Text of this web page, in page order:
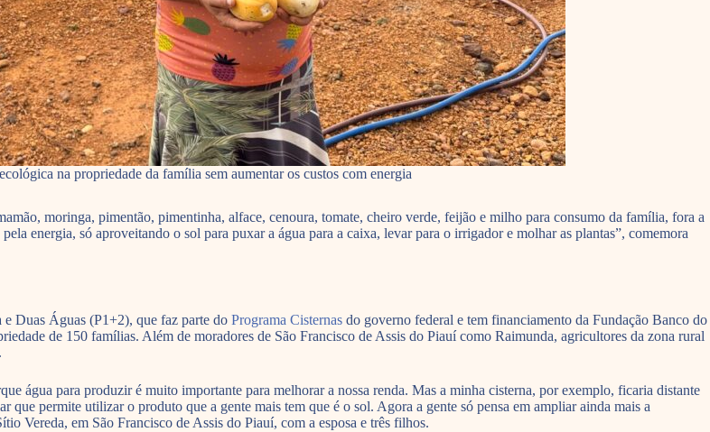
na propriedade da família sem aumentar os custos com energia
moringa, pimentão, pimentinha, alface, cenoura, tomate, cheiro verde, feijão e milho para consumo da família, fora a
energia, só aproveitando o sol para puxar a água para a caixa, levar para o irrigador e molhar as plantas”, comemora
Duas Águas (P1+2), que faz parte do Programa Cisternas do governo federal e tem financiamento da Fundação Banco do
de 150 famílias. Além de moradores de São Francisco de Assis do Piauí como Raimunda, agricultores da zona rural
água para produzir é muito importante para melhorar a nossa renda. Mas a minha cisterna, por exemplo, ficaria distante
permite utilizar o produto que a gente mais tem que é o sol. Agora a gente só pensa em ampliar ainda mais a
Vereda, em São Francisco de Assis do Piauí, com a esposa e três filhos.